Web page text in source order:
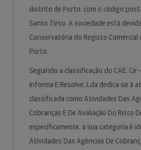
distrito de Porto, com o código
Santo Tirso. A sociedade está
Conservatória do Registo
Porto.
Seguindo a classificação do CAE, Cir
Informa E Resolve, Lda dedica-se à
classificada como Atividades Das
Cobranças E De Avaliação Do Risco
especificamente, a sua categoria é
Atividades Das Agências De